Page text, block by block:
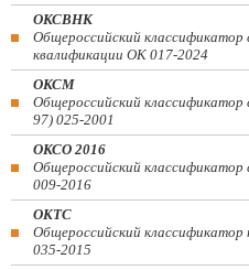
ОКСВНК
Общероссийский классификатор
квалификации ОК 017-2024
ОКСМ
Общероссийский
97) 025-2001
ОКСО 2016
Общероссийский
009-2016
ОКТС
Общероссийский
035-2015